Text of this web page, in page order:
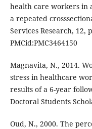
health care workers in
a repeated
Services Research, 12,
PMCid:PMC3464150
Magnavita, N., 2014.
stress in healthcare
results of a 6-year
Doctoral Students
Oud, N., 2000. The